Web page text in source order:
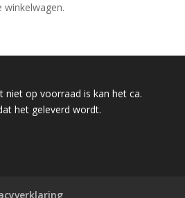
winkelwagen.
niet op voorraad is kan het ca.
het geleverd wordt.